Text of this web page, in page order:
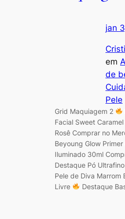
jan
em
de
Pele
Grid Maquiagem 2
Facial Sweet
Rosê Comprar no
Beyoung Glow
Iluminado 30ml
Destaque Pó
Pele de Diva Marrom
Livre
Destaque